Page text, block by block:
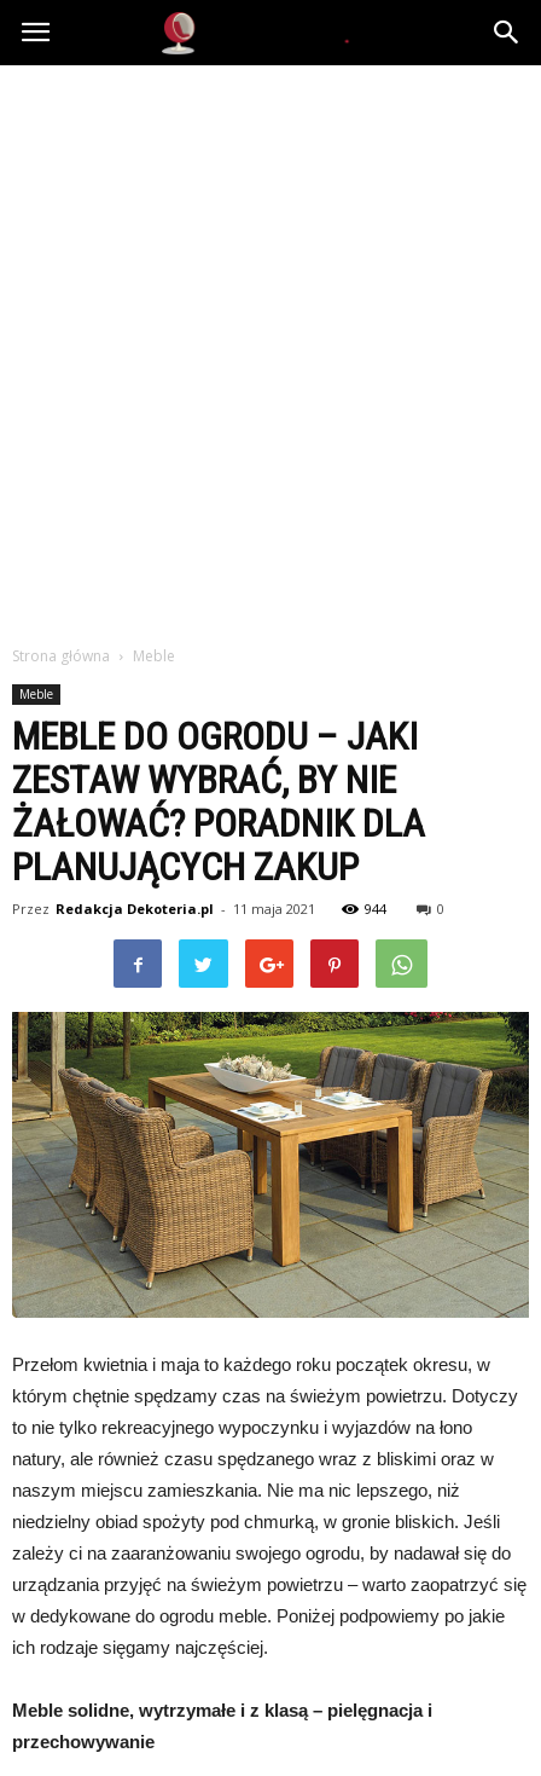
Dekoteria.pl
Strona główna Meble
Meble
MEBLE DO OGRODU – JAKI
ZESTAW WYBRAĆ, BY NIE
ŻAŁOWAĆ? PORADNIK DLA
PLANUJĄCYCH ZAKUP
Przez Redakcja Dekoteria.pl - 11 maja 2021 944 0
Przełom kwietnia i maja to każdego roku początek okresu, w
którym chętnie spędzamy czas na świeżym powietrzu. Dotyczy
to nie tylko rekreacyjnego wypoczynku i wyjazdów na łono
natury, ale również czasu spędzanego wraz z bliskimi oraz w
naszym miejscu zamieszkania. Nie ma nic lepszego, niż
niedzielny obiad spożyty pod chmurką, w gronie bliskich. Jeśli
zależy ci na zaaranżowaniu swojego ogrodu, by nadawał się do
urządzania przyjęć na świeżym powietrzu – warto zaopatrzyć się
w dedykowane do ogrodu meble. Poniżej podpowiemy po jakie
ich rodzaje sięgamy najczęściej.
Meble solidne, wytrzymałe i z klasą – pielęgnacja i
przechowywanie